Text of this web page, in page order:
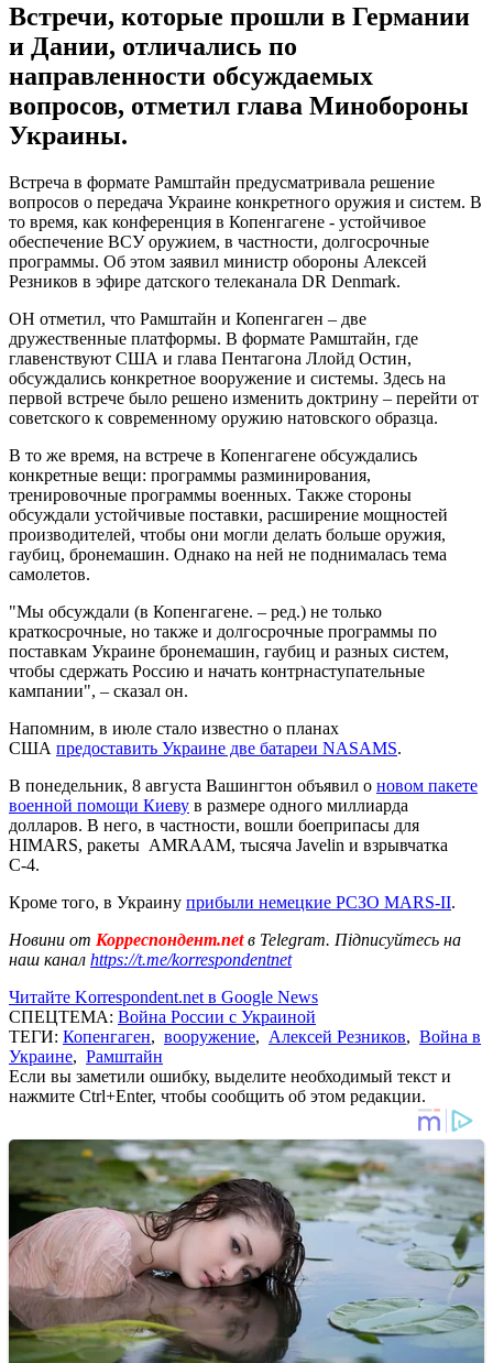
Встречи, которые прошли в Германии
и Дании, отличались по
направленности обсуждаемых
вопросов, отметил глава Минобороны
Украины.
Встреча в формате Рамштайн предусматривала решение
вопросов о передача Украине конкретного оружия и систем. В
то время, как конференция в Копенгагене - устойчивое
обеспечение ВСУ оружием, в частности, долгосрочные
программы. Об этом заявил министр обороны Алексей
Резников в эфире датского телеканала DR Denmark.
ОН отметил, что Рамштайн и Копенгаген – две
дружественные платформы. В формате Рамштайн, где
главенствуют США и глава Пентагона Ллойд Остин,
обсуждались конкретное вооружение и системы. Здесь на
первой встрече было решено изменить доктрину – перейти от
советского к современному оружию натовского образца.
В то же время, на встрече в Копенгагене обсуждались
конкретные вещи: программы разминирования,
тренировочные программы военных. Также стороны
обсуждали устойчивые поставки, расширение мощностей
производителей, чтобы они могли делать больше оружия,
гаубиц, бронемашин. Однако на ней не поднималась тема
самолетов.
"Мы обсуждали (в Копенгагене. – ред.) не только
краткосрочные, но также и долгосрочные программы по
поставкам Украине бронемашин, гаубиц и разных систем,
чтобы сдержать Россию и начать контрнаступательные
кампании", – сказал он.
Напомним, в июле стало известно о планах
США предоставить Украине две батареи NASAMS.
В понедельник, 8 августа Вашингтон объявил о новом пакете
военной помощи Киеву в размере одного миллиарда
долларов. В него, в частности, вошли боеприпасы для
HIMARS, ракеты AMRAAM, тысяча Javelin и взрывчатка
С-4.
Кроме того, в Украину прибыли немецкие РСЗО MARS-II.
Новини от Корреспондент.netв Telegram. Підписуйтесь на
наш канал https://t.me/korrespondentnet
Читайте Korrespondent.net в Google News
СПЕЦТЕМА: Война России с Украиной
ТЕГИ: Копенгаген, вооружение, Алексей Резников, Война в
Украине, Рамштайн
Если вы заметили ошибку, выделите необходимый текст и
нажмите Ctrl+Enter, чтобы сообщить об этом редакции.